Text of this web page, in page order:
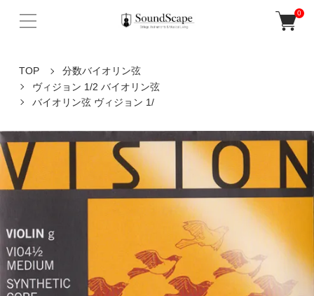
0
TOP
分数バイオリン弦
ヴィジョン 1/2 バイオリン弦
バイオリン弦 ヴィジョン 1/